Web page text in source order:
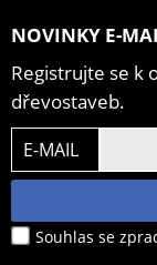
NOVINKY E-
Registrujte se k
dřevostaveb.
E-MAIL
Souhlas se